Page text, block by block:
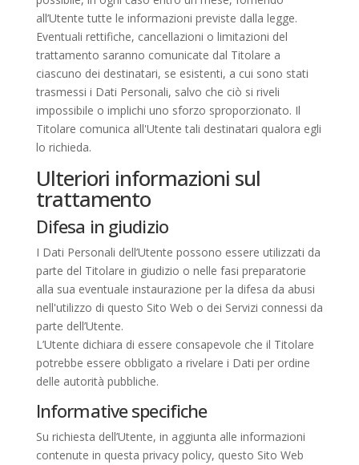
all’Utente tutte le informazioni previste dalla legge.
Eventuali rettifiche, cancellazioni o limitazioni del
trattamento saranno comunicate dal Titolare a
ciascuno dei destinatari, se esistenti, a cui sono stati
trasmessi i Dati Personali, salvo che ciò si riveli
impossibile o implichi uno sforzo sproporzionato. Il
Titolare comunica all'Utente tali destinatari qualora egli
lo richieda.
Ulteriori informazioni sul
trattamento
Difesa in giudizio
I Dati Personali dell’Utente possono essere utilizzati da
parte del Titolare in giudizio o nelle fasi preparatorie
alla sua eventuale instaurazione per la difesa da abusi
nell'utilizzo di questo Sito Web o dei Servizi connessi da
parte dell’Utente.
L’Utente dichiara di essere consapevole che il Titolare
potrebbe essere obbligato a rivelare i Dati per ordine
delle autorità pubbliche.
Informative specifiche
Su richiesta dell’Utente, in aggiunta alle informazioni
contenute in questa privacy policy, questo Sito Web